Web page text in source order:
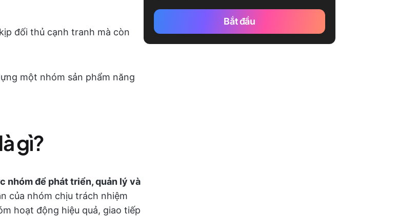
đối thủ cạnh tranh mà còn
một nhóm sản phẩm năng
gì?
nhóm để phát triển, quản lý và
của nhóm chịu trách nhiệm
hoạt động hiệu quả, giao tiếp
Bắt đầu